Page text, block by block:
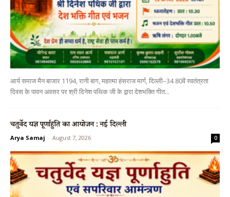
आर्य समाज मैन बाजार 1194, रानी बाग, महात्मा हंसराज मार्ग, दिल्ली–34 80वें स्वतंत्रता
दिवस के पावन अवसर पर श्री दिनेश पथिक जी के द्वारा देशभक्ति गीत...
चतुर्वेद यज्ञ पूर्णाहुति का आयोजन : नई दिल्ली
Arya Samaj - August 7, 2026 0